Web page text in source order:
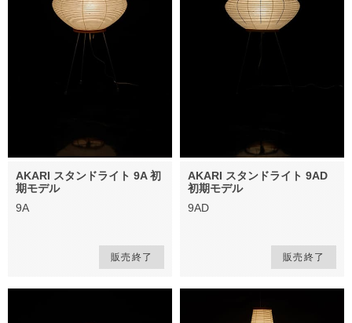
AKARI スタンドライト 9A 初
期モデル
9A
販売終了
AKARI スタンドライト 9AD
初期モデル
9AD
販売終了